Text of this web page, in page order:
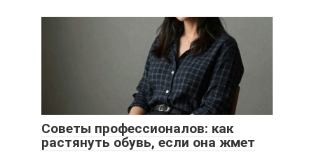
Советы профессионалов: как
растянуть обувь, если она жмет